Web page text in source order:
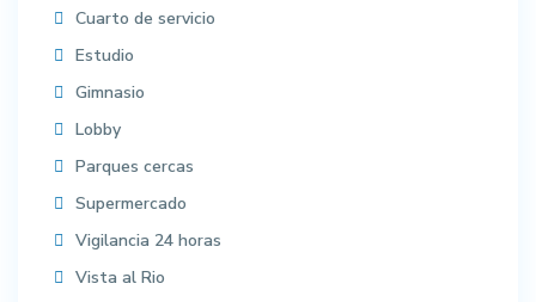
Cuarto de servicio
Estudio
Gimnasio
Lobby
Parques cercas
Supermercado
Vigilancia 24 horas
Vista al Rio